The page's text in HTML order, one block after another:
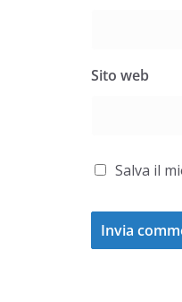
Sito web
Salva il